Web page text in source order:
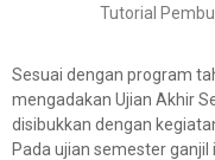
Tutorial
Sesuai dengan program
mengadakan Ujian Akhir
disibukkan dengan
Pada ujian semester